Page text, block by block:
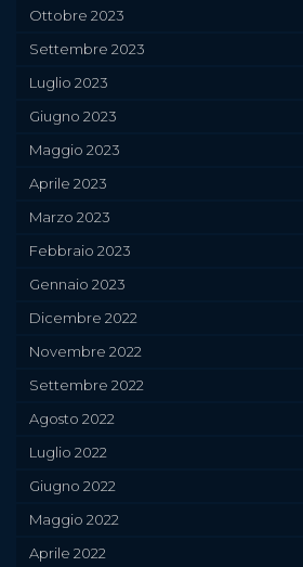
Ottobre 2023
Settembre 2023
Luglio 2023
Giugno 2023
Maggio 2023
Aprile 2023
Marzo 2023
Febbraio 2023
Gennaio 2023
Dicembre 2022
Novembre 2022
Settembre 2022
Agosto 2022
Luglio 2022
Giugno 2022
Maggio 2022
Aprile 2022